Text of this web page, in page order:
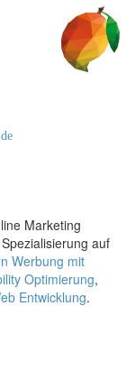
Marketing
auf
Werbung mit
Optimierung,
Entwicklung.